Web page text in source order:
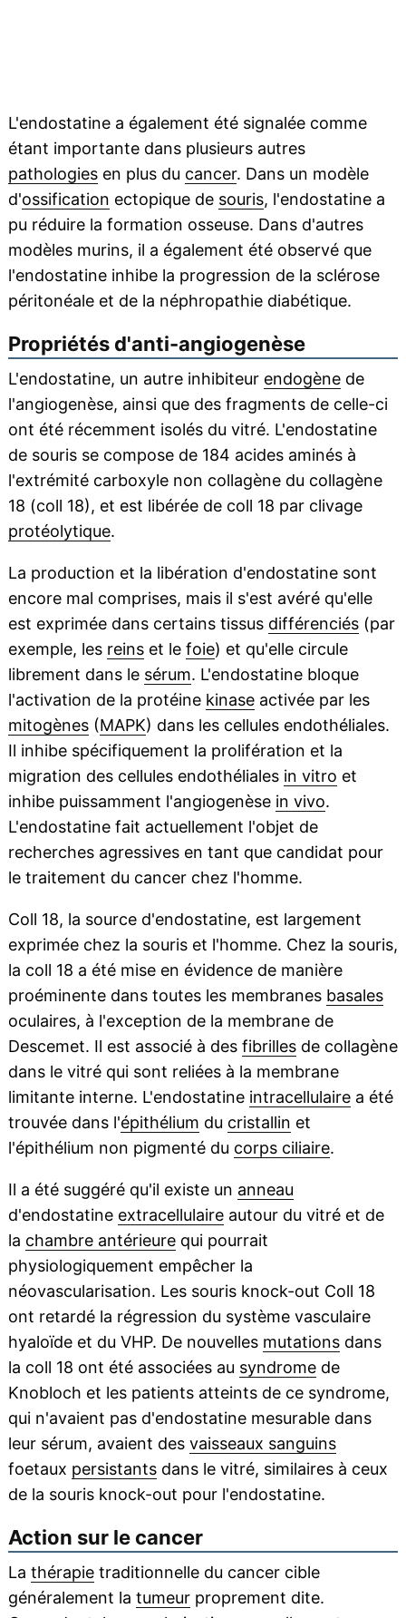
L'endostatine a également été signalée comme
étant importante dans plusieurs autres
pathologiesen plus du cancer. Dans un modèle
d'ossification ectopique de souris, l'endostatine a
pu réduire la formation osseuse. Dans d'autres
modèles murins, il a également été observé que
l'endostatine inhibe la progression de la sclérose
péritonéale et de la néphropathie diabétique.
Propriétés d'anti-angiogenèse
L'endostatine, un autre inhibiteur endogènede
l'angiogenèse, ainsi que des fragments de celle-ci
ont été récemment isolés du vitré. L'endostatine
de souris se compose de 184 acides aminés à
l'extrémité carboxyle non collagène du collagène
18 (coll 18), et est libérée de coll 18 par clivage
protéolytique.
La production et la libération d'endostatine sont
encore mal comprises, mais il s'est avéré qu'elle
est exprimée dans certains tissus différenciés(par
exemple, les reinset le foie) et qu'elle circule
librement dans le sérum. L'endostatine bloque
l'activation de la protéine kinaseactivée par les
mitogènes(MAPK) dans les cellules endothéliales.
Il inhibe spécifiquement la prolifération et la
migration des cellules endothéliales in vitro et
inhibe puissamment l'angiogenèse in vivo.
L'endostatine fait actuellement l'objet de
recherches agressives en tant que candidat pour
le traitement du cancer chez l'homme.
Coll 18, la source d'endostatine, est largement
exprimée chez la souris et l'homme. Chez la souris,
la coll 18 a été mise en évidence de manière
proéminente dans toutes les membranes basales
oculaires, à l'exception de la membrane de
Descemet. Il est associé à des fibrillesde collagène
dans le vitré qui sont reliées à la membrane
limitante interne. L'endostatine intracellulairea été
trouvée dans l'épithélium du cristallin et
l'épithélium non pigmenté du corps ciliaire.
Il a été suggéré qu'il existe un anneau
d'endostatine extracellulaireautour du vitré et de
la chambre antérieurequi pourrait
physiologiquement empêcher la
néovascularisation. Les souris knock-out Coll 18
ont retardé la régression du système vasculaire
hyaloïde et du VHP. De nouvelles mutationsdans
la coll 18 ont été associées au syndromede
Knobloch et les patients atteints de ce syndrome,
qui n'avaient pas d'endostatine mesurable dans
leur sérum, avaient des vaisseaux sanguins
foetaux persistantsdans le vitré, similaires à ceux
de la souris knock-out pour l'endostatine.
Action sur le cancer
La thérapietraditionnelle du cancer cible
généralement la tumeurproprement dite.